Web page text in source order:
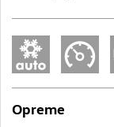
Opreme